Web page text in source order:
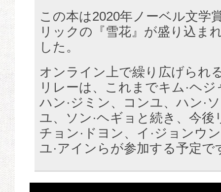
この本は2020年ノーベル文学
リックの『雪花』が盛り込ま
した。
オンライン上で繰り広げられ
リレーは、これまでキム·ヘジ
ハン·ジミン、コンユ、ハン·
ユ、ソン·ヘギョと続き、今後
チョン·ドヨン、イ·ジョンウ
ユ·アインらが参加する予定で